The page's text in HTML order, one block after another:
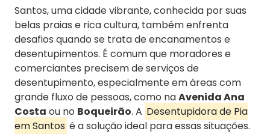
Santos, uma cidade vibrante, conhecida por suas
belas praias e rica cultura, também enfrenta
desafios quando se trata de encanamentos e
desentupimentos. É comum que moradores e
comerciantes precisem de serviços de
desentupimento, especialmente em áreas com
grande fluxo de pessoas, como naAvenida Ana
Costa ou no Boqueirão. A Desentupidora de Pia
em Santos é a solução ideal para essas situações.